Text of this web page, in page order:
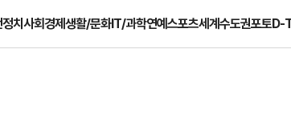
정치사회경제생활/문화IT/과학연예스포츠세계수도권포토D-